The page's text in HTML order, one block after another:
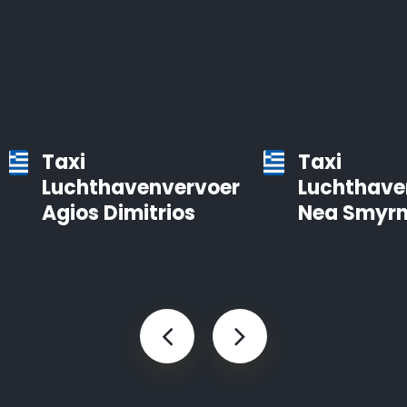
Taxi
Luchthavenvervoer
Agios Dimitrios
Taxi
Nea